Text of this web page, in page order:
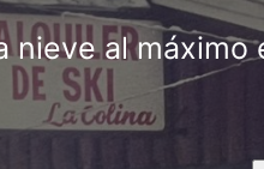
nieve al máximo